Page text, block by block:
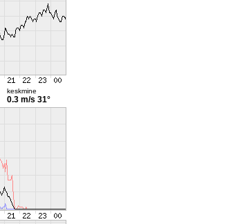
keskmine
0.3 m/s 31°